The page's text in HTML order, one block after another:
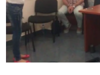
ᲛᲝᲚᲐᲞᲐᲠᲐᲙᲔ ᲢᲔᲥᲡᲢᲔᲑᲘ
ᲨᲘᲜ - ᲣᲪᲮᲝᲔᲗᲨᲘ
ᲚᲘᲢᲔᲠᲐᲢᲣᲠᲣᲚᲘ
ᲐᲛᲔᲠᲘᲙᲣᲚᲘ ᲛᲝᲗᲮᲠᲝᲑᲐ
ᲩᲔᲛᲘ ᲡᲘᲙᲕᲓᲘᲚᲘᲡ
11 ᲬᲔᲚᲘ - 11 ᲐᲛᲑᲐᲕᲘ
ᲡᲐᲞᲐᲠᲚᲐᲛᲔᲜᲢᲝ
ᲑᲐᲕᲨᲕᲔᲑᲘ
ᲒᲐᲛᲝᲘᲬᲔᲠᲔ